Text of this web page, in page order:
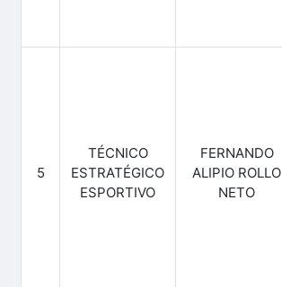
5
TÉCNICO
ESTRATÉGICO
ESPORTIVO
FERNANDO
ALIPIO ROLLO
NETO